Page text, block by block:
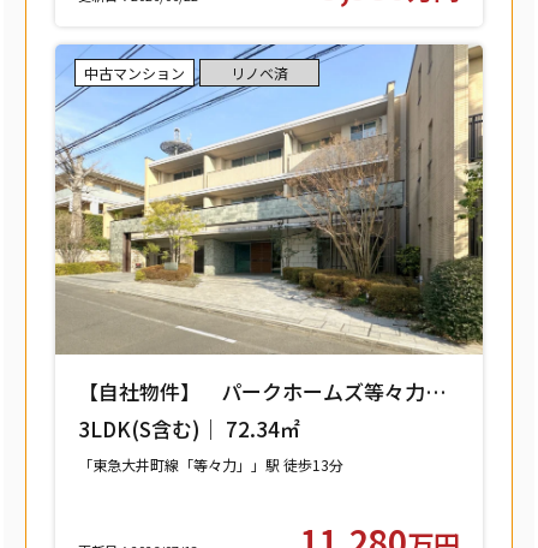
中古マンション リノベ済
【自社物件】 パークホームズ等々力レ
ジデンススクエア 208号室 【世田谷区
中町】
3LDK(S含む)｜ 72.34㎡
「東急大井町線「等々力」」駅 徒歩13分